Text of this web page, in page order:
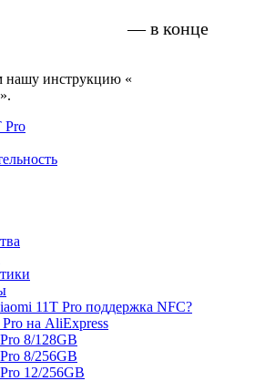
— в конце
нашу инструкцию «
».
Pro
11T Pro поддержка NFC?
на AliExpress
8/128GB
8/256GB
12/256GB